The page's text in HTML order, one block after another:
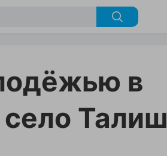
в
Талиш